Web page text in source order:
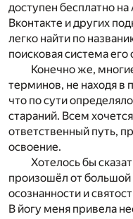
доступен бесплатно
Вконтакте и других
легко найти по
поисковая система
Конечно же,
терминов, не находя в
что по сути
стараний. Всем
ответственный путь,
освоение.
Хотелось бы
произошёл от
осознанности и
В йогу меня привела